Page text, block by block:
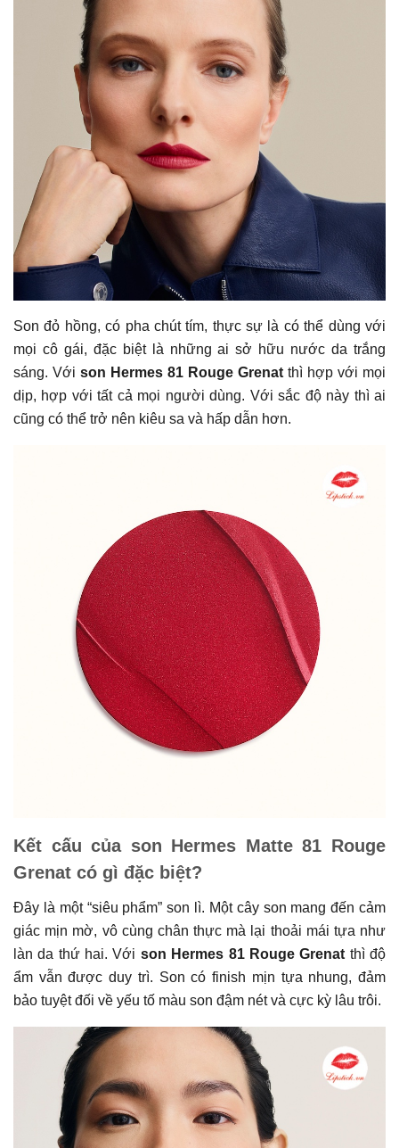
Son đỏ hồng, có pha chút tím, thực sự là có thể dùng với
mọi cô gái, đặc biệt là những ai sở hữu nước da trắng
sáng. Với son Hermes 81 Rouge Grenat thì hợp với mọi
dịp, hợp với tất cả mọi người dùng. Với sắc độ này thì ai
cũng có thể trở nên kiêu sa và hấp dẫn hơn.
Kết cấu của son Hermes Matte 81 Rouge
Grenat có gì đặc biệt?
Đây là một “siêu phẩm” son lì. Một cây son mang đến cảm
giác mịn mờ, vô cùng chân thực mà lại thoải mái tựa như
làn da thứ hai. Với son Hermes 81 Rouge Grenat thì độ
ẩm vẫn được duy trì. Son có finish mịn tựa nhung, đảm
bảo tuyệt đối về yếu tố màu son đậm nét và cực kỳ lâu trôi.